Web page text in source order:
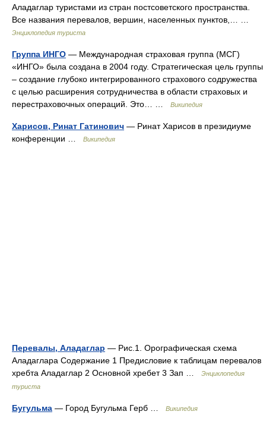
Аладаглар туристами из стран постсоветского пространства.
Все названия перевалов, вершин, населенных пунктов,… …
Энциклопедия туриста
Группа ИНГО — Международная страховая группа (МСГ)
«ИНГО» была создана в 2004 году. Стратегическая цель группы
– создание глубоко интегрированного страхового содружества
с целью расширения сотрудничества в области страховых и
перестраховочных операций. Это… …
Википедия
Харисов, Ринат Гатинович — Ринат Харисов в президиуме
конференции …
Википедия
Перевалы, Аладаглар — Рис.1. Орографическая схема
Аладаглара Содержание 1 Предисловие к таблицам перевалов
хребта Аладаглар 2 Основной хребет 3 Зап …
Энциклопедия
туриста
Бугульма — Город Бугульма Герб … Википедия